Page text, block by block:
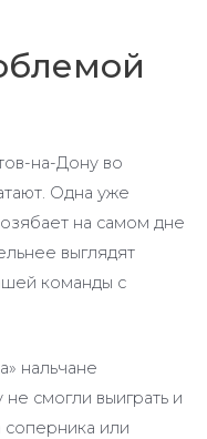
на-Дону во
Одна уже
на самом дне
выглядят
команды с
нальчане
смогли выиграть и
соперника или